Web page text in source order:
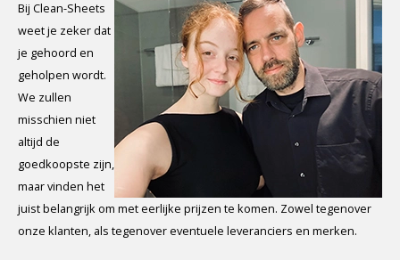
Bij Clean-Sheets
weet je zeker dat
je gehoord en
geholpen wordt.
We zullen
misschien niet
altijd de
goedkoopste zijn,
maar vinden het
juist belangrijk om met eerlijke prijzen te komen. Zowel tegenover
onze klanten, als tegenover eventuele leveranciers en merken.